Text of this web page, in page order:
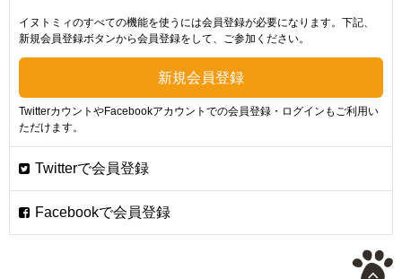
イヌトミィのすべての機能を使うには会員登録が必要になります。下記、
新規会員登録ボタンから会員登録をして、ご参加ください。
TwitterカウントやFacebookアカウントでの会員登録・ログインもご利用い
ただけます。